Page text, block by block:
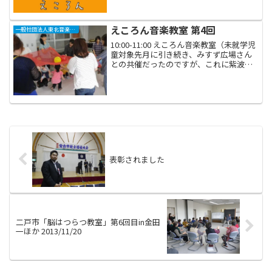
所存です。この役割を果たしていくため
には多額の事業資金が必要...
一般社団法人東北音楽療法推進プロジェクト“えころん” えころん音楽教室 第4回
10:00-11:00 えころん音楽教室（未就学児
童対象先月に引き続き、みすず広場さん
との共催だったのですが、これに紫波町
すず広場と...
表彰されました
二戸市「脳はつらつ教室」第6回目in金田
一ほか 2013/11/20